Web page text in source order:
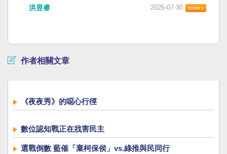
洪昱睿 2026-07-30
作者相關文章
《夜夜秀》的噁心行徑
數位認知戰正在戕害民主
選戰倒數 藍催「棄柯保侯」vs.綠推與民同行